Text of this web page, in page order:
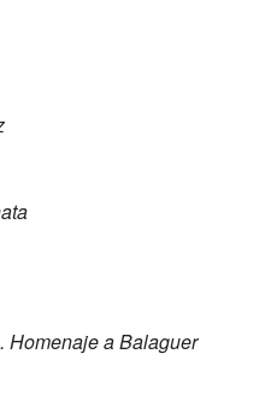
Homenaje a Balaguer